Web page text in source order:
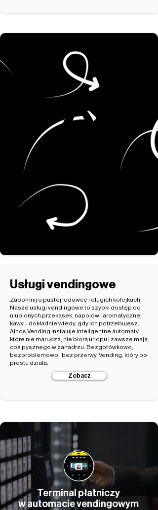
Usługi vendingowe
Zapomnij o pustej lodówce i długich kolejkach!
Nasze usługi vendingowe to szybki dostęp do
ulubionych przekąsek, napojów i aromatycznej
kawy – dokładnie wtedy, gdy ich potrzebujesz.
Alnos Vending instaluje inteligentne automaty,
które nie marudzą, nie biorą urlopu i zawsze mają
coś pysznego w zanadrzu. Bezgotówkowo,
bezproblemowo i bez przerwy. Vending, który po
prostu działa.
Zobacz
Terminal płatniczy
w automacie vendingowym